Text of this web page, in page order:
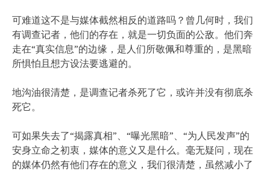
可难道这不是与媒体截然相反的道路吗？曾几何时，我们
有调查记者，他们的存在，就是一切负面的公敌。他们奔
走在“真实信息”的边缘，是人们所敬佩和尊重的，是黑暗
所惧怕且想方设法要逃避的。
地沟油很清楚，是调查记者杀死了它，或许并没有彻底杀
死它。
可如果失去了“揭露真相”、“曝光黑暗”、“为人民发声”的
安身立命之初衷，媒体的意义又是什么。毫无疑问，现在
的媒体仍然有他们存在的意义，我们很清楚，虽然减小了